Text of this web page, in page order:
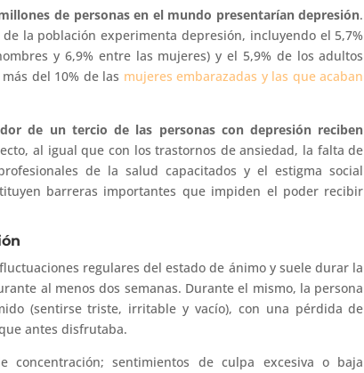
de personas en el mundo presentarían depresión.
la población experimenta depresión, incluyendo el 5,7%
y 6,9% entre las mujeres) y el 5,9% de los adultos
del 10% de las mujeres embarazadas y las que acaban
de un tercio de las personas con depresión reciben
al igual que con los trastornos de ansiedad, la falta de
de la salud capacitados y el estigma social
barreras importantes que impiden el poder recibir
regulares del estado de ánimo y suele durar la
al menos dos semanas. Durante el mismo, la persona
(sentirse triste, irritable y vacío), con una pérdida de
antes disfrutaba.
concentración; sentimientos de culpa excesiva o baja